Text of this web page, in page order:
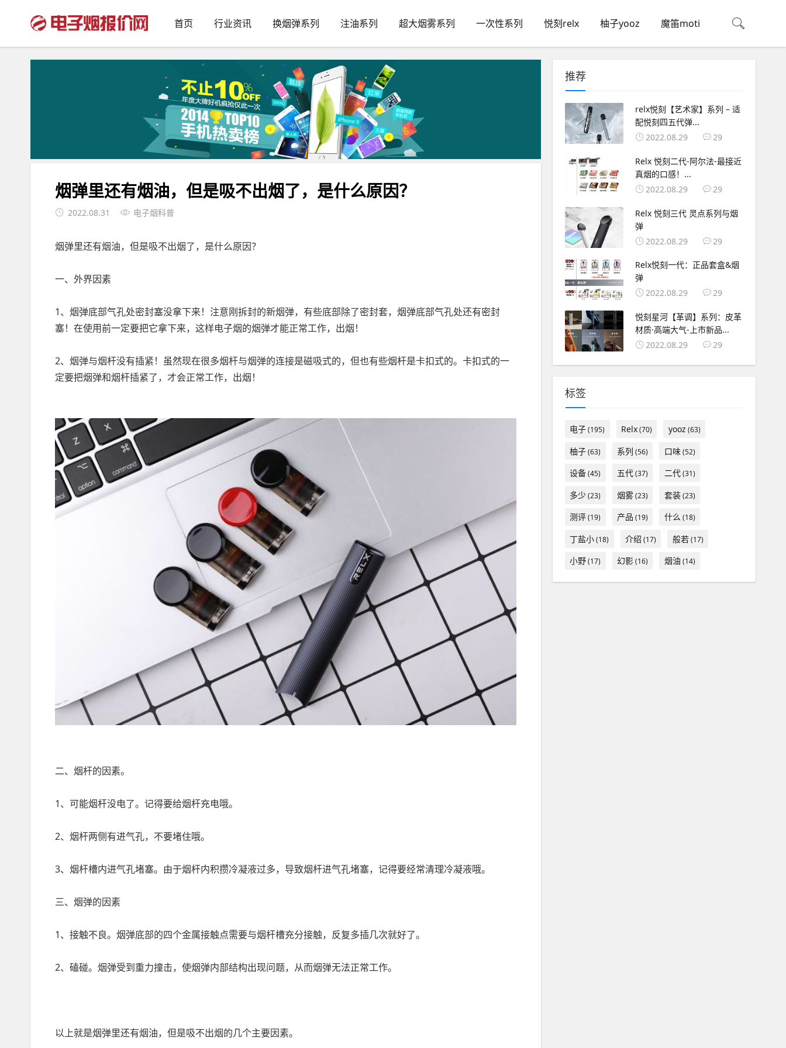
首页 行业资讯 换烟弹系列 注油系列 超大烟雾系列 一次性系列 悦刻relx 柚子yooz 魔笛moti
烟弹里还有烟油，但是吸不出烟了，是什么原因？
2022.08.31 电子烟科普
烟弹里还有烟油，但是吸不出烟了，是什么原因？
一、外界因素
1、烟弹底部气孔处密封塞没拿下来！注意刚拆封的新烟弹，有些底部除了密封套，烟弹底部气孔处还有密封
塞！在使用前一定要把它拿下来，这样电子烟的烟弹才能正常工作，出烟！
2、烟弹与烟杆没有插紧！虽然现在很多烟杆与烟弹的连接是磁吸式的，但也有些烟杆是卡扣式的。卡扣式的一
定要把烟弹和烟杆插紧了，才会正常工作，出烟！
二、烟杆的因素。
1、可能烟杆没电了。记得要给烟杆充电哦。
2、烟杆两侧有进气孔，不要堵住哦。
3、烟杆槽内进气孔堵塞。由于烟杆内积攒冷凝液过多，导致烟杆进气孔堵塞，记得要经常清理冷凝液哦。
三、烟弹的因素
1、接触不良。烟弹底部的四个金属接触点需要与烟杆槽充分接触，反复多插几次就好了。
2、磕碰。烟弹受到重力撞击，使烟弹内部结构出现问题，从而烟弹无法正常工作。
以上就是烟弹里还有烟油，但是吸不出烟的几个主要因素。
推荐
relx悦刻【艺术家】系列 – 适
配悦刻四五代弹...
2022.08.29
29
Relx 悦刻二代-阿尔法-最接近
真烟的口感！...
2022.08.29
29
Relx 悦刻三代 灵点系列与烟
弹
2022.08.29
29
Relx悦刻一代：正品套盒&烟
弹
2022.08.29
29
悦刻星河【革调】系列：皮革
材质·高端大气-上市新品...
2022.08.29
29
标签
电子(195) Relx(70) yooz (63)
柚子(63) 系列 (56) 口味(52)
设备(45) 五代(37) 二代(31)
多少(23) 烟雾(23) 套装(23)
测评(19) 产品 (19) 什么 (18)
丁盐小(18) 介绍 (17) 般若(17)
小野(17) 幻影(16) 烟油 (14)